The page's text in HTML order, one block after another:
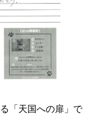
「天国への扉」で